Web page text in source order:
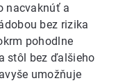
nacvaknúť a
bez rizika
pohodlne
stôl bez ďalšieho
umožňuje